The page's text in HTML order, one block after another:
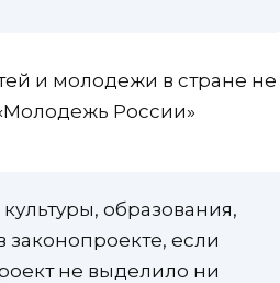
и молодежи в стране не
России»
образования,
законопроекте, если
не выделило ни